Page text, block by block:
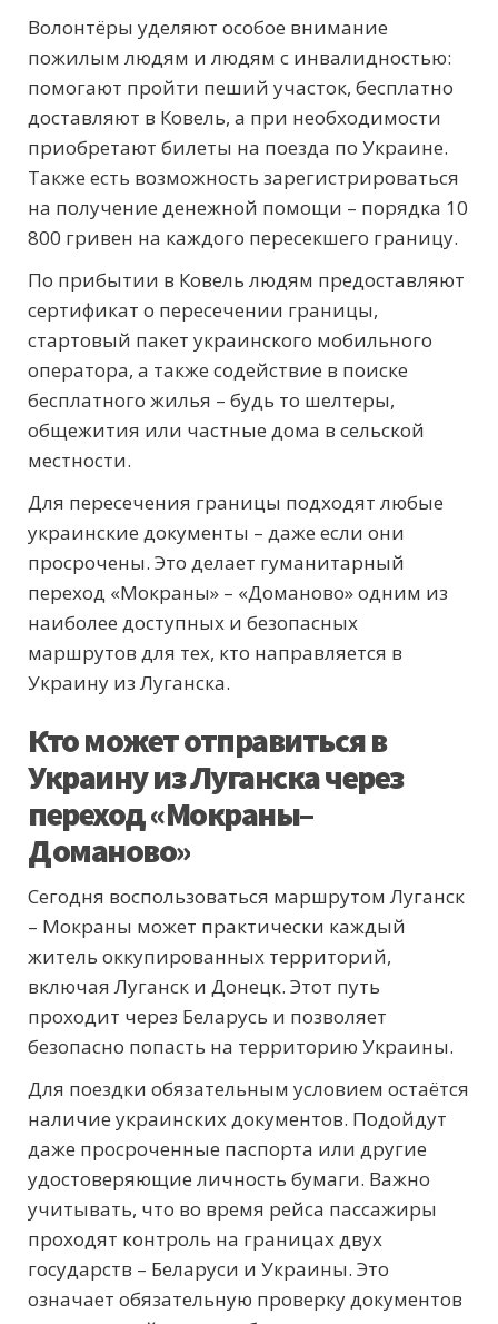
Волонтёры уделяют особое внимание
пожилым людям и людям с инвалидностью:
помогают пройти пеший участок, бесплатно
доставляют в Ковель, а при необходимости
приобретают билеты на поезда по Украине.
Также есть возможность зарегистрироваться
на получение денежной помощи – порядка 10
800 гривен на каждого пересекшего границу.
По прибытии в Ковель людям предоставляют
сертификат о пересечении границы,
стартовый пакет украинского мобильного
оператора, а также содействие в поиске
бесплатного жилья – будь то шелтеры,
общежития или частные дома в сельской
местности.
Для пересечения границы подходят любые
украинские документы – даже если они
просрочены. Это делает гуманитарный
переход «Мокраны» – «Доманово» одним из
наиболее доступных и безопасных
маршрутов для тех, кто направляется в
Украину из Луганска.
Кто может отправиться в
Украину из Луганска через
переход «Мокраны–
Доманово»
Сегодня воспользоваться маршрутом Луганск
– Мокраны может практически каждый
житель оккупированных территорий,
включая Луганск и Донецк. Этот путь
проходит через Беларусь и позволяет
безопасно попасть на территорию Украины.
Для поездки обязательным условием остаётся
наличие украинских документов. Подойдут
даже просроченные паспорта или другие
удостоверяющие личность бумаги. Важно
учитывать, что во время рейса пассажиры
проходят контроль на границах двух
государств – Беларуси и Украины. Это
означает обязательную проверку документов